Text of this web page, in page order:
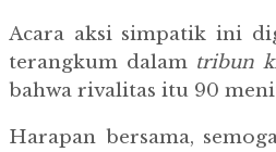
Acara aksi simpatik ini
terangkum dalam tribun
bahwa rivalitas itu 90
Harapan bersama,